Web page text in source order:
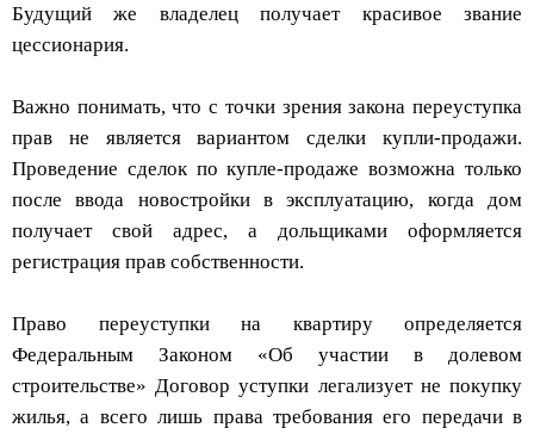
Будущий же владелец получает красивое звание
цессионария.
Важно понимать, что с точки зрения закона переуступка
прав не является вариантом сделки купли-продажи.
Проведение сделок по купле-продаже возможна только
после ввода новостройки в эксплуатацию, когда дом
получает свой адрес, а дольщиками оформляется
регистрация прав собственности.
Право переуступки на квартиру определяется
Федеральным Законом «Об участии в долевом
строительстве» Договор уступки легализует не покупку
жилья, а всего лишь права требования его передачи в